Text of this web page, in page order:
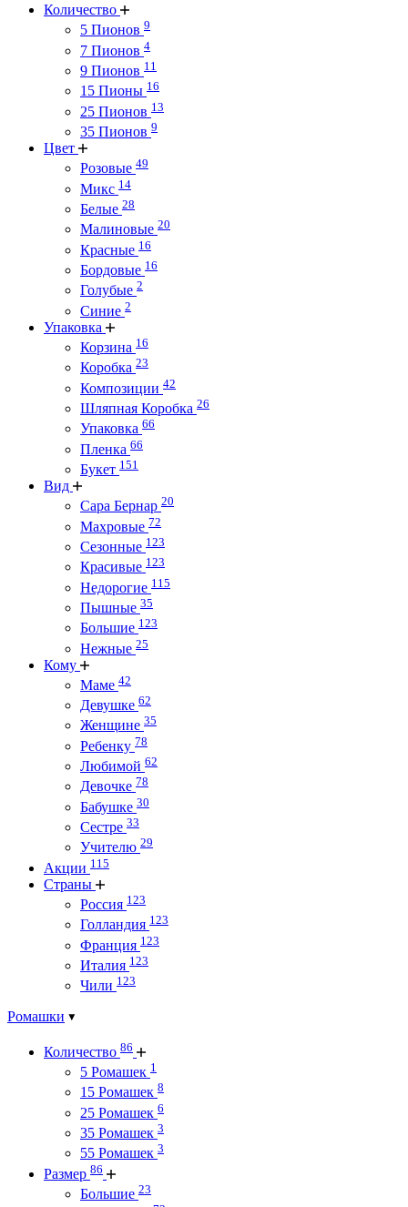
Количество
5 Пионов 9
7 Пионов 4
9 Пионов 11
15 Пионы 16
25 Пионов 13
35 Пионов 9
Цвет
Розовые 49
Микс 14
Белые 28
Малиновые 20
Красные 16
Бордовые 16
Голубые 2
Синие 2
Упаковка
Корзина 16
Коробка 23
Композиции 42
Шляпная Коробка 26
Упаковка 66
Пленка 66
Букет 151
Вид
Сара Бернар 20
Махровые 72
Сезонные 123
Красивые 123
Недорогие 115
Пышные 35
Большие 123
Нежные 25
Кому
Маме 42
Девушке 62
Женщине 35
Ребенку 78
Любимой 62
Девочке 78
Бабушке 30
Сестре 33
Учителю 29
Акции 115
Страны
Россия 123
Голландия 123
Франция 123
Италия 123
Чили 123
Ромашки
Количество 86
5 Ромашек 1
15 Ромашек 8
25 Ромашек 6
35 Ромашек 3
55 Ромашек 3
Размер 86
Большие 23